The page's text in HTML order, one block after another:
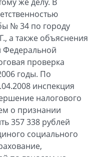
№ 34 по городу
а также объяснения
Федеральной
проверка
годы. По
инспекция
налогового
о признании
357 338 рублей
социального